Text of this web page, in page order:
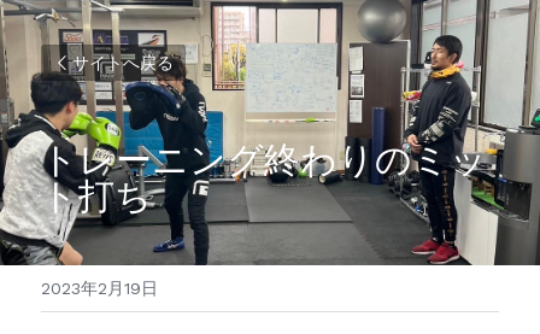
サイトへ戻る
トレーニング終わりのミッ
ト打ち
2023年2月19日